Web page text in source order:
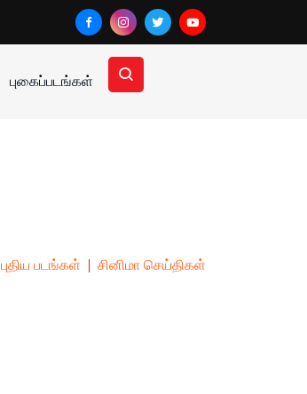
புகைப்படங்கள்
புதிய படங்கள் சினிமா செய்திகள்